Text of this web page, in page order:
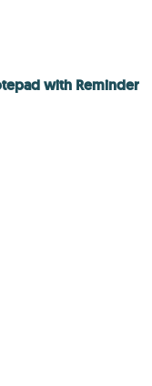
with Reminder